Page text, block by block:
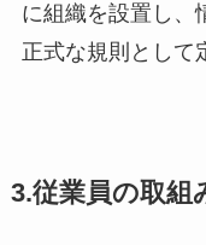
に組織を設置し、
正式な規則として
3.従業員の取組